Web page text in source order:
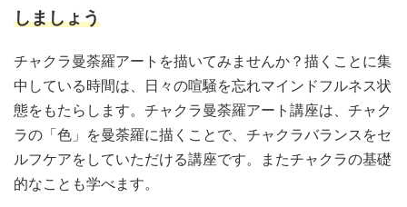
しましょう
チャクラ曼荼羅アートを描いてみませんか？描くことに集
中している時間は、日々の喧騒を忘れマインドフルネス状
態をもたらします。チャクラ曼荼羅アート講座は、チャク
ラの「色」を曼荼羅に描くことで、チャクラバランスをセ
ルフケアをしていただける講座です。またチャクラの基礎
的なことも学べます。